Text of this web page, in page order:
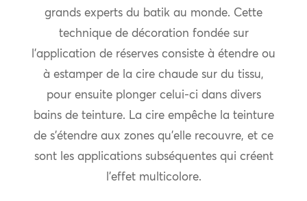
grands experts du batik au monde. Cette
technique de décoration fondée sur
l’application de réserves consiste à étendre ou
à estamper de la cire chaude sur du tissu,
pour ensuite plonger celui-ci dans divers
bains de teinture. La cire empêche la teinture
de s’étendre aux zones qu’elle recouvre, et ce
sont les applications subséquentes qui créent
l’effet multicolore.